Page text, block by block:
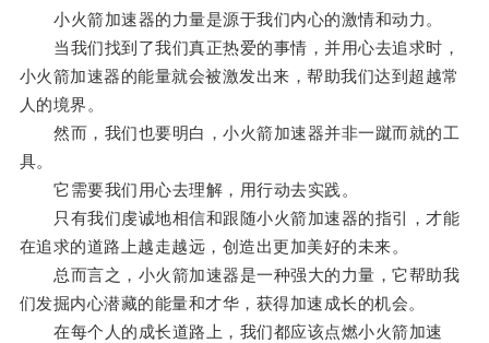
小火箭加速器的力量是源于我们内心的激情和动力。
当我们找到了我们真正热爱的事情，并用心去追求时，
小火箭加速器的能量就会被激发出来，帮助我们达到超越常
人的境界。
然而，我们也要明白，小火箭加速器并非一蹴而就的工
具。
它需要我们用心去理解，用行动去实践。
只有我们虔诚地相信和跟随小火箭加速器的指引，才能
在追求的道路上越走越远，创造出更加美好的未来。
总而言之，小火箭加速器是一种强大的力量，它帮助我
们发掘内心潜藏的能量和才华，获得加速成长的机会。
在每个人的成长道路上，我们都应该点燃小火箭加速